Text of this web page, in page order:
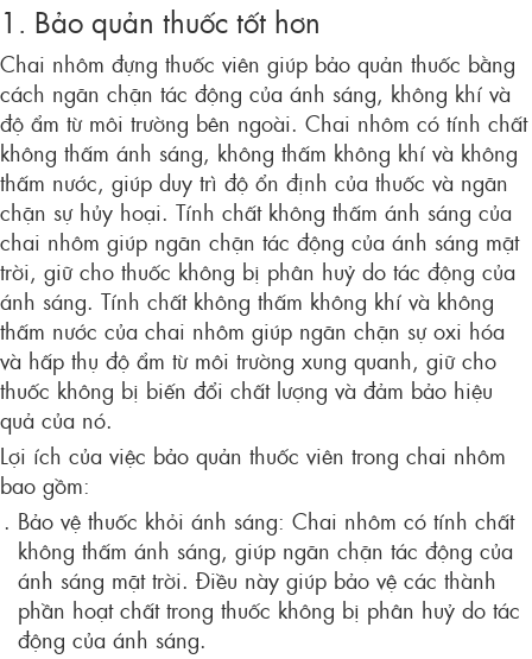
1. Bảo quản thuốc tốt hơn
Chai nhôm đựng thuốc viên giúp bảo quản thuốc bằng
cách ngăn chặn tác động của ánh sáng, không khí và
độ ẩm từ môi trường bên ngoài. Chai nhôm có tính chất
không thấm ánh sáng, không thấm không khí và không
thấm nước, giúp duy trì độ ổn định của thuốc và ngăn
chặn sự hủy hoại. Tính chất không thấm ánh sáng của
chai nhôm giúp ngăn chặn tác động của ánh sáng mặt
trời, giữ cho thuốc không bị phân huỷ do tác động của
ánh sáng. Tính chất không thấm không khí và không
thấm nước của chai nhôm giúp ngăn chặn sự oxi hóa
và hấp thụ độ ẩm từ môi trường xung quanh, giữ cho
thuốc không bị biến đổi chất lượng và đảm bảo hiệu
quả của nó.
Lợi ích của việc bảo quản thuốc viên trong chai nhôm
bao gồm:
Bảo vệ thuốc khỏi ánh sáng: Chai nhôm có tính chất
không thấm ánh sáng, giúp ngăn chặn tác động của
ánh sáng mặt trời. Điều này giúp bảo vệ các thành
phần hoạt chất trong thuốc không bị phân huỷ do tác
động của ánh sáng.